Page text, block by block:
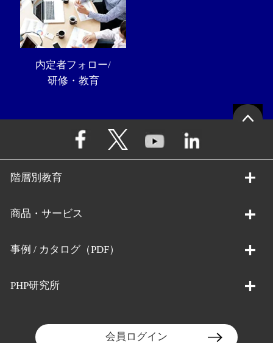
内定者フォロー/
研修・教育
階層別教育
商品・サービス
事例 / カタログ（PDF）
PHP研究所
会員ログイン